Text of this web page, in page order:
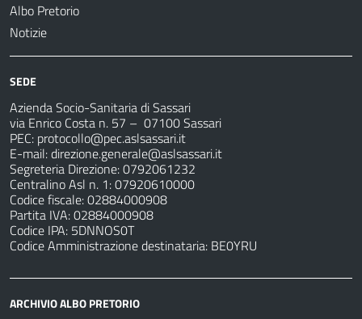
Albo Pretorio
Notizie
SEDE
Azienda Socio-Sanitaria di Sassari
via Enrico Costa n. 57 – 07100 Sassari
PEC: protocollo@pec.aslsassari.it
E-mail:direzione.generale@aslsassari.it
Segreteria Direzione: 0792061232
Centralino Asl n. 1: 07920610000
Codice fiscale: 02884000908
Partita IVA: 02884000908
Codice IPA: 5DNNOS0T
Codice Amministrazione destinataria: BE0YRU
ARCHIVIO ALBO PRETORIO